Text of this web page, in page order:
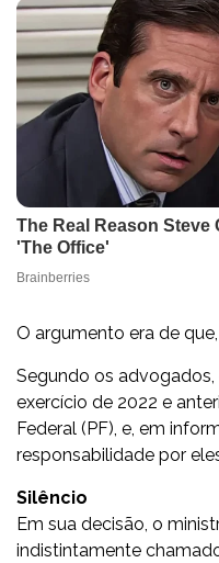
O argumento era de
Segundo os
exercício de 2022 e
Federal (PF), e, em
responsabilidade por
Silêncio
Em sua decisão, o
indistintamente